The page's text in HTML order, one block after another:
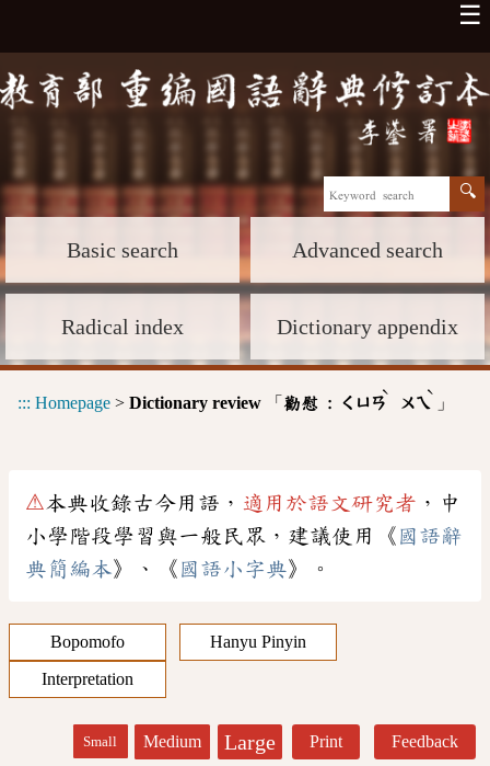
☰
Basic search Advanced search
Radical index Dictionary appendix
::: Homepage > Dictionary review 「 勸慰 : ㄑㄩㄢ
ˋ
ㄨㄟ
ˋ
」
⚠本典收錄古今用語， 適用於語文研究者 ，中
小學階段學習與一般民眾，建議使用《 國語辭
典簡編本》、《 國語小字典》。
Bopomofo
Hanyu Pinyin
Interpretation
Small Medium Large Print Feedback